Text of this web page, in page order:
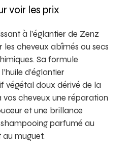
voir les prix
à l’églantier de Zenz
cheveux abîmés ou secs
Sa formule
d’églantier
végétal doux dérivé de la
cheveux une réparation
et une brillance
parfumé au
muguet.